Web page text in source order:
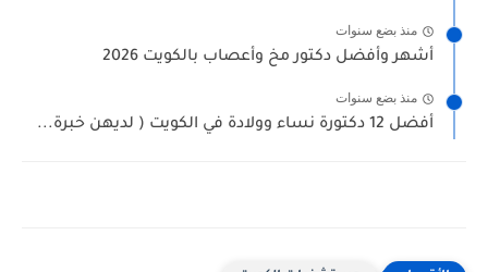
منذ بضع سنوات
أشهر وأفضل دكتور مخ وأعصاب بالكويت 2026
منذ بضع سنوات
أفضل 12 دكتورة نساء وولادة في الكويت ( لديهن خبرة...